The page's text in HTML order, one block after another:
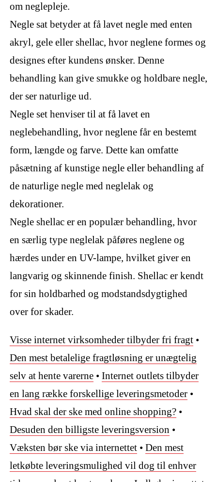
om neglepleje.
Negle sat betyder at få lavet negle med enten
akryl, gele eller shellac, hvor neglene formes og
designes efter kundens ønsker. Denne
behandling kan give smukke og holdbare negle,
der ser naturlige ud.
Negle set henviser til at få lavet en
neglebehandling, hvor neglene får en bestemt
form, længde og farve. Dette kan omfatte
påsætning af kunstige negle eller behandling af
de naturlige negle med neglelak og
dekorationer.
Negle shellac er en populær behandling, hvor
en særlig type neglelak påføres neglene og
hærdes under en UV-lampe, hvilket giver en
langvarig og skinnende finish. Shellac er kendt
for sin holdbarhed og modstandsdygtighed
over for skader.
Visse internet virksomheder tilbyder fri fragt •
Den mest betalelige fragtløsning er unægtelig
selv at hente varerne • Internet outlets tilbyder
en lang række forskellige leveringsmetoder •
Hvad skal der ske med online shopping? •
Desuden den billigste leveringsversion •
Væksten bør ske via internettet • Den mest
letkøbte leveringsmulighed vil dog til enhver